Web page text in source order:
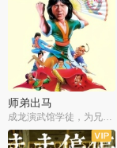
师弟出马
成龙演武馆学徒，为兄搏命战黑道